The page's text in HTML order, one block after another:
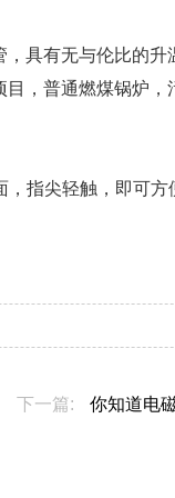
具有无与伦比的升
，普通燃煤锅炉，
指尖轻触，即可方
下一篇: 你知道电